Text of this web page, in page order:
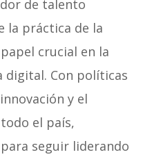
de talento
la práctica de la
crucial en la
digital. Con políticas
y el
el país,
seguir liderando